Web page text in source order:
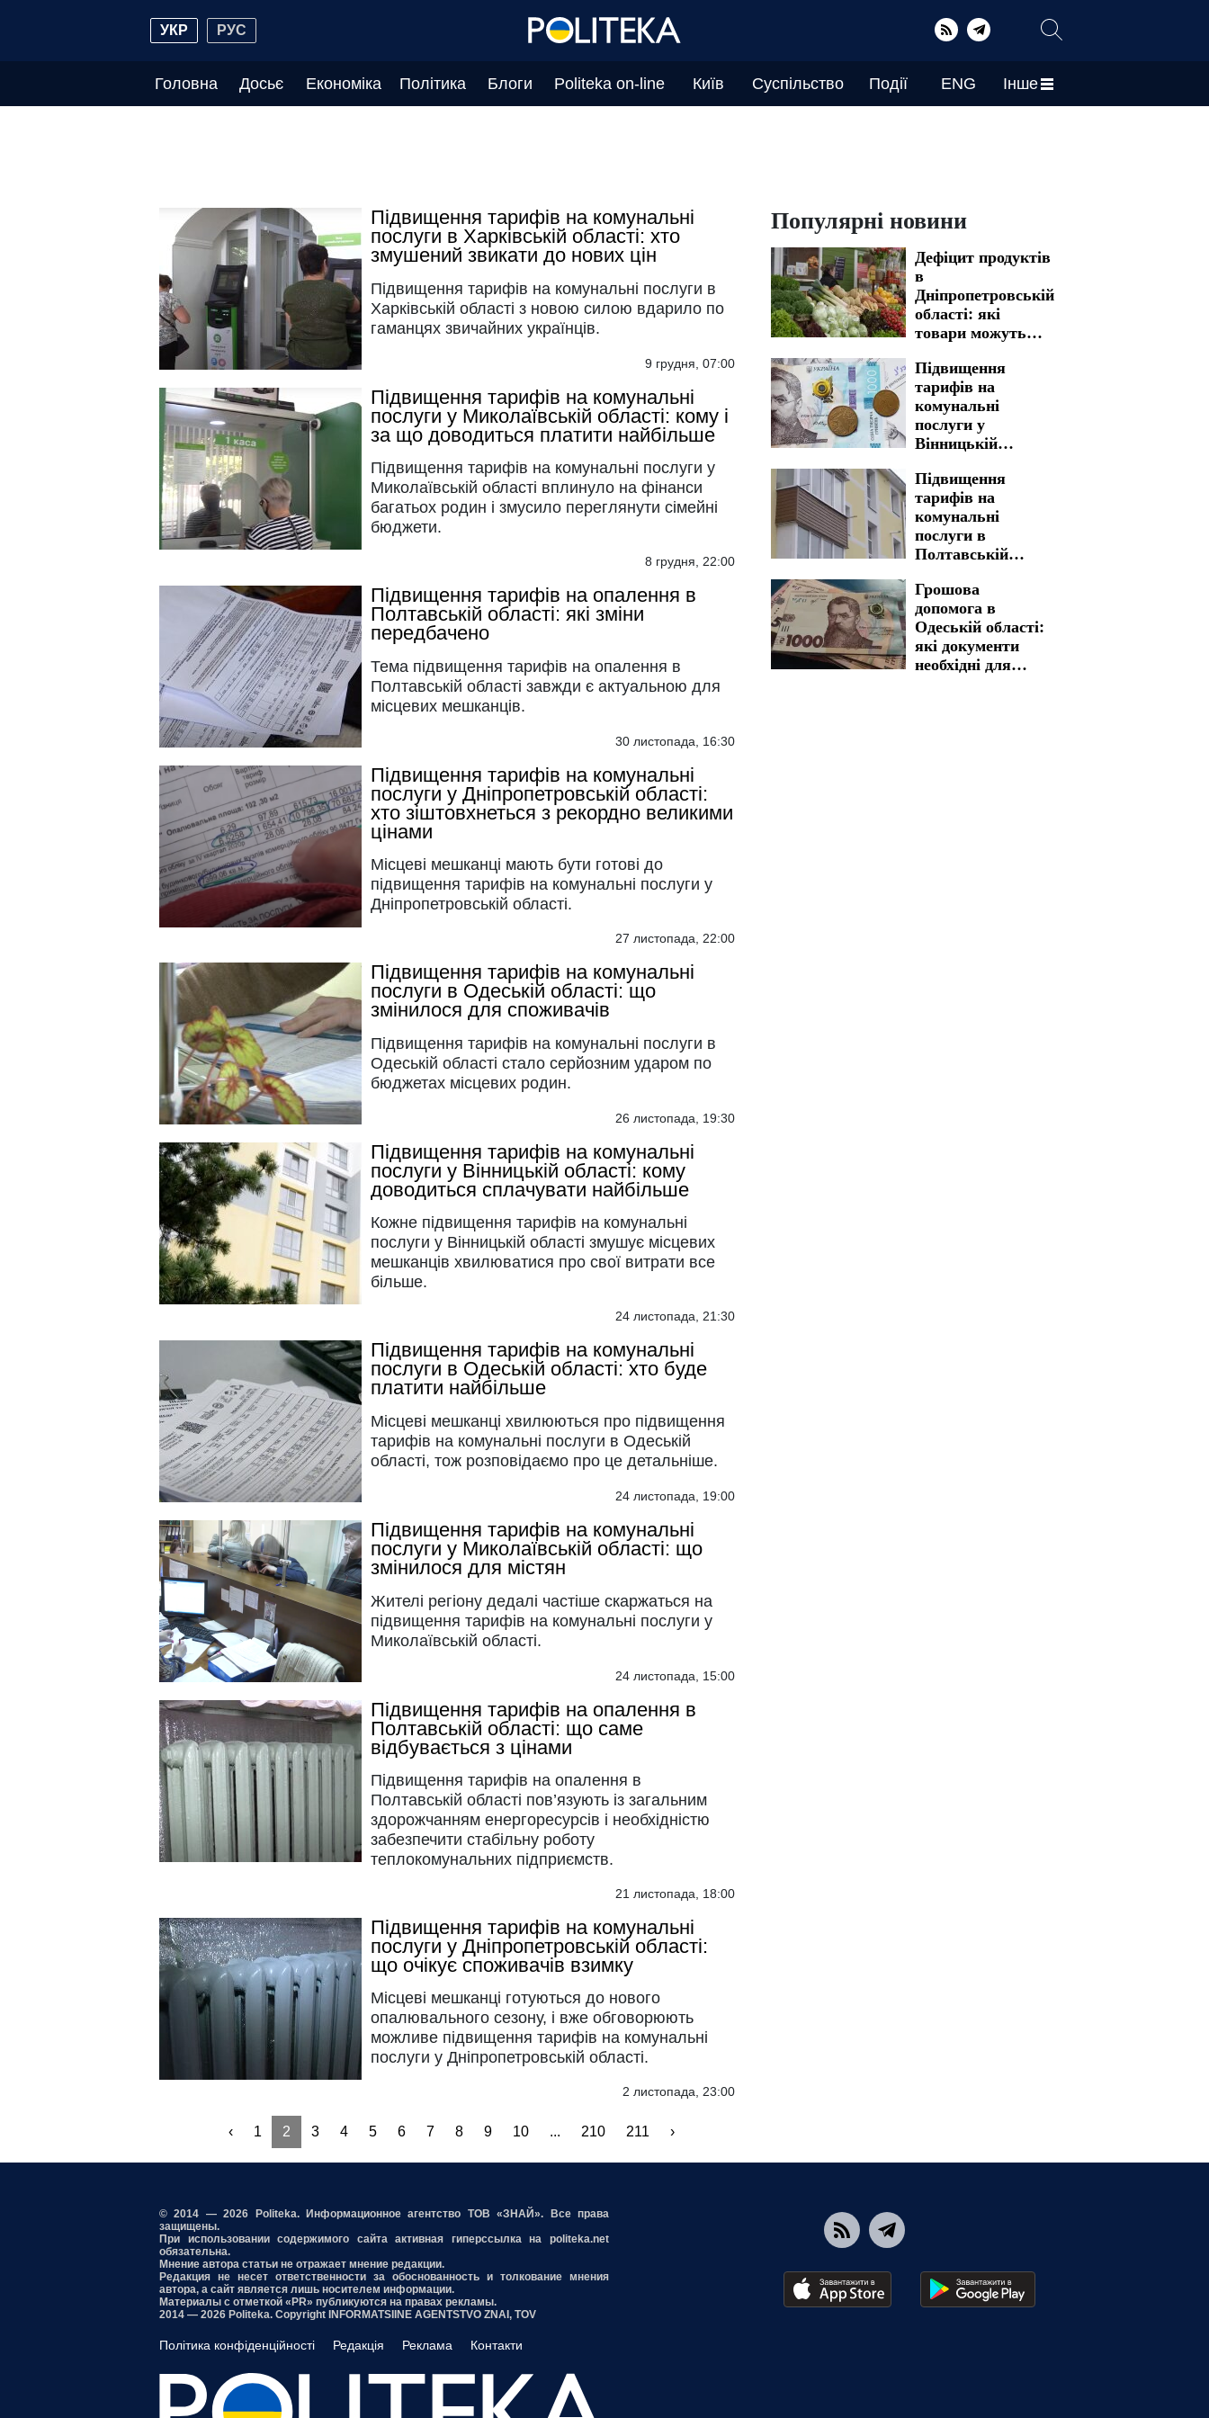
УКР РУС
Головна Досьє Економіка Політика Блоги Politeka on-line Київ Суспільство Події ENG Інше
Підвищення тарифів на комунальні
послуги в Харківській області: хто
змушений звикати до нових цін
Підвищення тарифів на комунальні послуги в
Харківській області з новою силою вдарило по
гаманцях звичайних українців.
9 грудня, 07:00
Підвищення тарифів на комунальні
послуги у Миколаївській області: кому і
за що доводиться платити найбільше
Підвищення тарифів на комунальні послуги у
Миколаївській області вплинуло на фінанси
багатьох родин і змусило переглянути сімейні
бюджети.
8 грудня, 22:00
Підвищення тарифів на опалення в
Полтавській області: які зміни
передбачено
Тема підвищення тарифів на опалення в
Полтавській області завжди є актуальною для
місцевих мешканців.
30 листопада, 16:30
Підвищення тарифів на комунальні
послуги у Дніпропетровській області:
хто зіштовхнеться з рекордно великими
цінами
Місцеві мешканці мають бути готові до
підвищення тарифів на комунальні послуги у
Дніпропетровській області.
27 листопада, 22:00
Підвищення тарифів на комунальні
послуги в Одеській області: що
змінилося для споживачів
Підвищення тарифів на комунальні послуги в
Одеській області стало серйозним ударом по
бюджетах місцевих родин.
26 листопада, 19:30
Підвищення тарифів на комунальні
послуги у Вінницькій області: кому
доводиться сплачувати найбільше
Кожне підвищення тарифів на комунальні
послуги у Вінницькій області змушує місцевих
мешканців хвилюватися про свої витрати все
більше.
24 листопада, 21:30
Підвищення тарифів на комунальні
послуги в Одеській області: хто буде
платити найбільше
Місцеві мешканці хвилюються про підвищення
тарифів на комунальні послуги в Одеській
області, тож розповідаємо про це детальніше.
24 листопада, 19:00
Підвищення тарифів на комунальні
послуги у Миколаївській області: що
змінилося для містян
Жителі регіону дедалі частіше скаржаться на
підвищення тарифів на комунальні послуги у
Миколаївській області.
24 листопада, 15:00
Підвищення тарифів на опалення в
Полтавській області: що саме
відбувається з цінами
Підвищення тарифів на опалення в
Полтавській області пов’язують із загальним
здорожчанням енергоресурсів і необхідністю
забезпечити стабільну роботу
теплокомунальних підприємств.
21 листопада, 18:00
Підвищення тарифів на комунальні
послуги у Дніпропетровській області:
що очікує споживачів взимку
Місцеві мешканці готуються до нового
опалювального сезону, і вже обговорюють
можливе підвищення тарифів на комунальні
послуги у Дніпропетровській області.
2 листопада, 23:00
‹ 1 2 3 4 5 6 7 8 9 10 ... 210 211 ›
Популярні новини
Дефіцит продуктів
в
Дніпропетровській
області: які
товари можуть
магазинах
Підвищення
тарифів на
комунальні
послуги у
Вінницькій
можуть злетіти
майже в двічі
Підвищення
тарифів на
комунальні
послуги в
Полтавській
вартість стала
реальністю
Грошова
допомога в
Одеській області:
які документи
необхідні для
© 2014 — 2026 Politeka. Информационное агентство ТОВ «ЗНАЙ». Все права
защищены.
При использовании содержимого сайта активная гиперссылка на politeka.net
обязательна.
Мнение автора статьи не отражает мнение редакции.
Редакция не несет ответственности за обоснованность и толкование мнения
автора, а сайт является лишь носителем информации.
Материалы с отметкой «PR» публикуются на правах рекламы.
2014 — 2026 Politeka. Copyright INFORMATSIINE AGENTSTVO ZNAI, TOV
Політика конфіденційності Редакція Реклама Контакти